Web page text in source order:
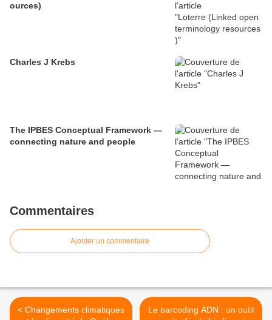
ources)
Charles J Krebs
The IPBES Conceptual Framework —
connecting nature and people
Commentaires
Ajouter un commentaire
< Changements climatiques
Le barcoding ADN : un outil